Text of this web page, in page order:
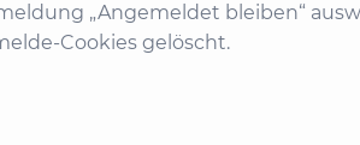
„Angemeldet bleiben“
Cookies gelöscht.